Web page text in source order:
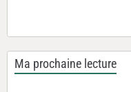
Ma prochaine lecture